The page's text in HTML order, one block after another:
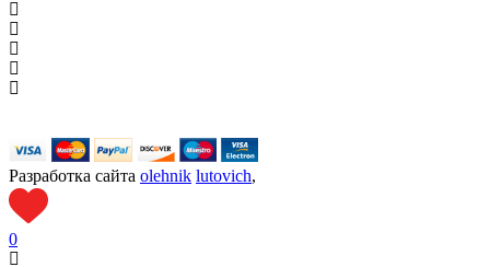
Разработка сайта olehnik lutovich,
0